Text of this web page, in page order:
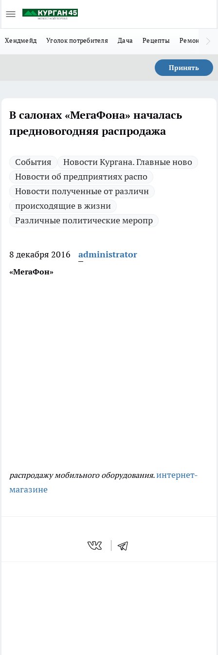
Хендмейд Уголок потребителя Дача Рецепты Ремонт
Принять
В салонах «МегаФона» началась
предновогодняя распродажа
Cобытия
Новости Кургана. Главные ново
Новости об предприятиях распо
Новости полученные от различн
происходящие в жизни
Различные политические меропр
8 декабря 2016 administrator
«МегаФон»
распродажу мобильного оборудования.интернет-
магазине